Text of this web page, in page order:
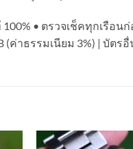
• ตรวจเช็คทุกเรือน
(ค่าธรรมเนียม 3%) | บัตร